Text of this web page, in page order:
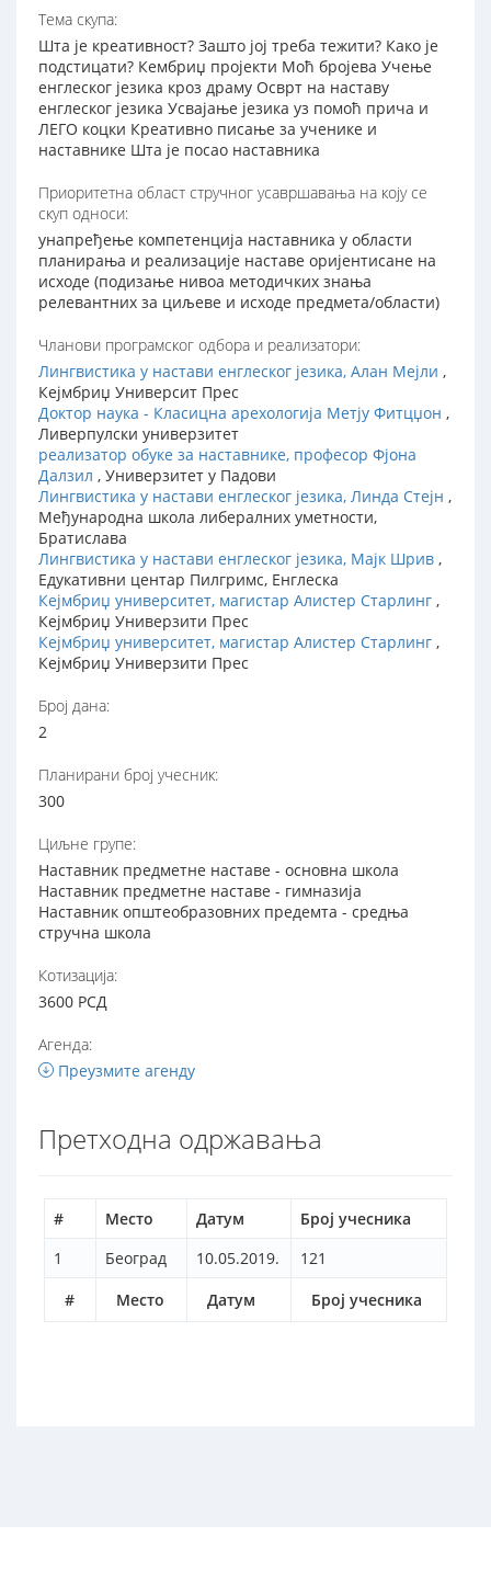
Тема скупа:
Шта је креативност? Зашто јој треба тежити? Како је
подстицати? Кембриџ пројекти Моћ бројева Учење
енглеског језика кроз драму Осврт на наставу
енглеског језика Усвајање језика уз помоћ прича и
ЛЕГО коцки Креативно писање за ученике и
наставнике Шта је посао наставника
Приоритетна област стручног усавршавања на коју се
скуп односи:
унапређење компетенција наставника у области
планирања и реализације наставе оријентисане на
исходе (подизање нивоа методичких знања
релевантних за циљеве и исходе предмета/области)
Чланови програмског одбора и реализатори:
Лингвистика у настави енглеског језика, Алан Мејли ,
Кејмбриџ Университ Прес
Доктор наука - Класицна арехологија Метју Фитцџон ,
Ливерпулски универзитет
реализатор обуке за наставнике, професор Фјона
Далзил , Универзитет у Падови
Лингвистика у настави енглеског језика, Линда Стејн ,
Међународна школа либералних уметности,
Братислава
Лингвистика у настави енглеског језика, Мајк Шрив ,
Едукативни центар Пилгримс, Енглеска
Кејмбриџ университет, магистар Алистер Старлинг ,
Кејмбриџ Универзити Прес
Кејмбриџ университет, магистар Алистер Старлинг ,
Кејмбриџ Универзити Прес
Број дана:
2
Планирани број учесник:
300
Циљне групе:
Наставник предметне наставе - основна школа
Наставник предметне наставе - гимназија
Наставник општеобразовних предемта - средња
стручна школа
Котизација:
3600 РСД
Агенда:
Преузмите агенду
Претходна одржавања
# Место Датум Број учесника
# Место Датум Број учесника
1 Београд 10.05.2019. 121